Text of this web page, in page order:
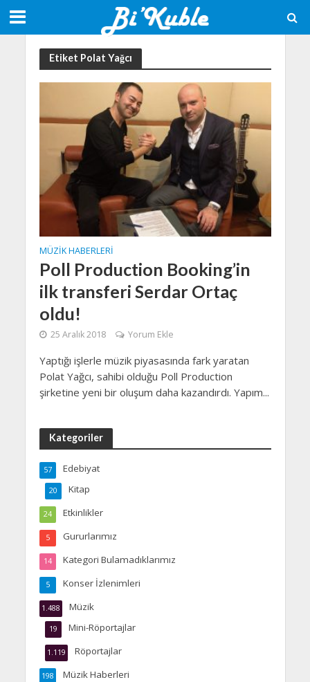
Etiket Polat Yağcı
MÜZIK HABERLERI
Poll Production Booking’in
ilk transferi Serdar Ortaç
oldu!
25 Aralık 2018 Yorum Ekle
Yaptığı işlerle müzik piyasasında fark yaratan
Polat Yağcı, sahibi olduğu Poll Production
şirketine yeni bir oluşum daha kazandırdı. Yapım...
Kategoriler
Edebiyat
57
Kitap
20
Etkinlikler
24
Gururlarımız
5
Kategori Bulamadıklarımız
14
Konser İzlenimleri
5
Müzik
1.488
Mini-Röportajlar
19
Röportajlar
1.119
Müzik Haberleri
198